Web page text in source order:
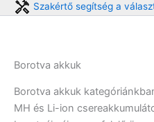
Szakértő segítség a
Borotva akkuk
Borotva akkuk
MH és Li-ion